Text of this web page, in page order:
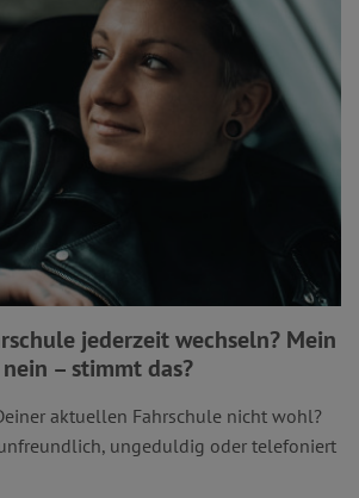
jederzeit wechseln? Mein
– stimmt das?
aktuellen Fahrschule nicht wohl?
ungeduldig oder telefoniert